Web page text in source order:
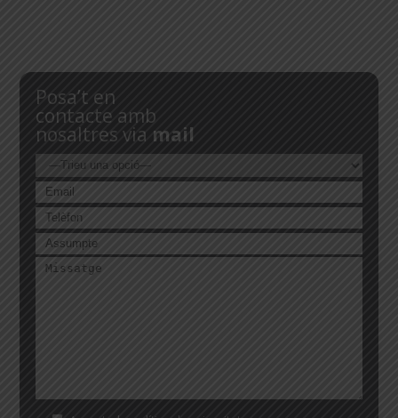
Posa’t en
contacte amb
nosaltres via mail